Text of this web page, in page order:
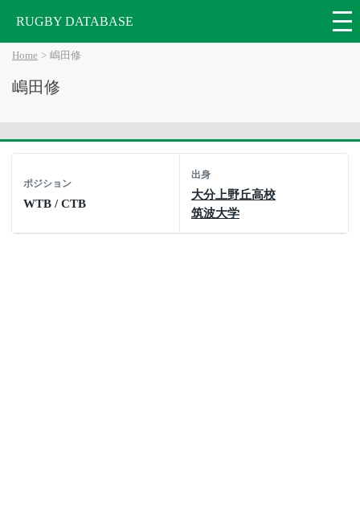
RUGBY DATABASE
Home 嶋田修
嶋田修
ポジション
WTB / CTB
出身
大分上野丘高校
筑波大学